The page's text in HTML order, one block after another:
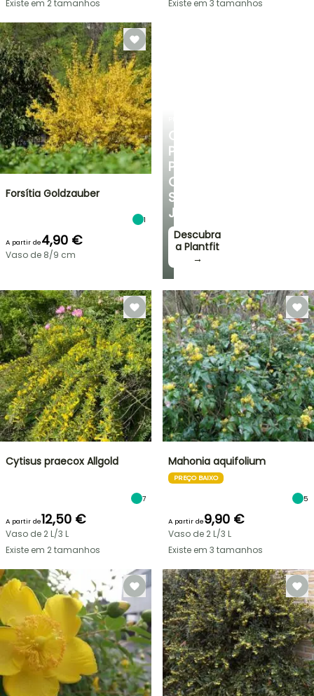
CONSELHOS
PERSONALIZADOS
PARA
O
SEU
JARDIM
Descubra
a Plantfit
→
Existe em 2 tamanhos Existe em 3 tamanhos
Forsítia Goldzauber
1
A partir de4,90 €
Vaso de 8/9 cm
Cytisus praecox Allgold
7
A partir de12,50 €
Vaso de 2 L/3 L
Existe em 2 tamanhos
Mahonia aquifolium
PREÇO BAIXO
5
A partir de9,90 €
Vaso de 2 L/3 L
Existe em 3 tamanhos